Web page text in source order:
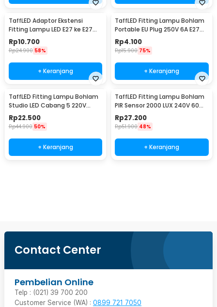
TaffLED Adaptor Ekstensi
Fitting Lampu LED E27 ke E27
19.5cm 1 PCS - HF-400
Rp10.700
Rp24.900 58%
+ Keranjang
TaffLED Fitting Lampu Bohlam
Portable EU Plug 250V 6A E27
with Switch - HF-100
Rp4.100
Rp15.900 75%
+ Keranjang
TaffLED Fitting Lampu Bohlam
Studio LED Cabang 5 220V
100W E27 - HU-500
Rp22.500
Rp44.900 50%
+ Keranjang
TaffLED Fitting Lampu Bohlam
PIR Sensor 2000 LUX 240V 60W
E27 - SP-150
Rp27.200
Rp51.900 48%
+ Keranjang
Contact Center
Pembelian Online
Telp : (021) 39 700 200
Customer Service (WA) : 0899 721 7050